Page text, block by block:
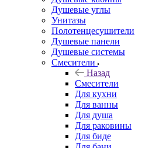
Душевые углы
Унитазы
Полотенцесушители
Душевые панели
Душевые системы
Смесители
Назад
Смесители
Для кухни
Для ванны
Для душа
Для раковины
Для биде